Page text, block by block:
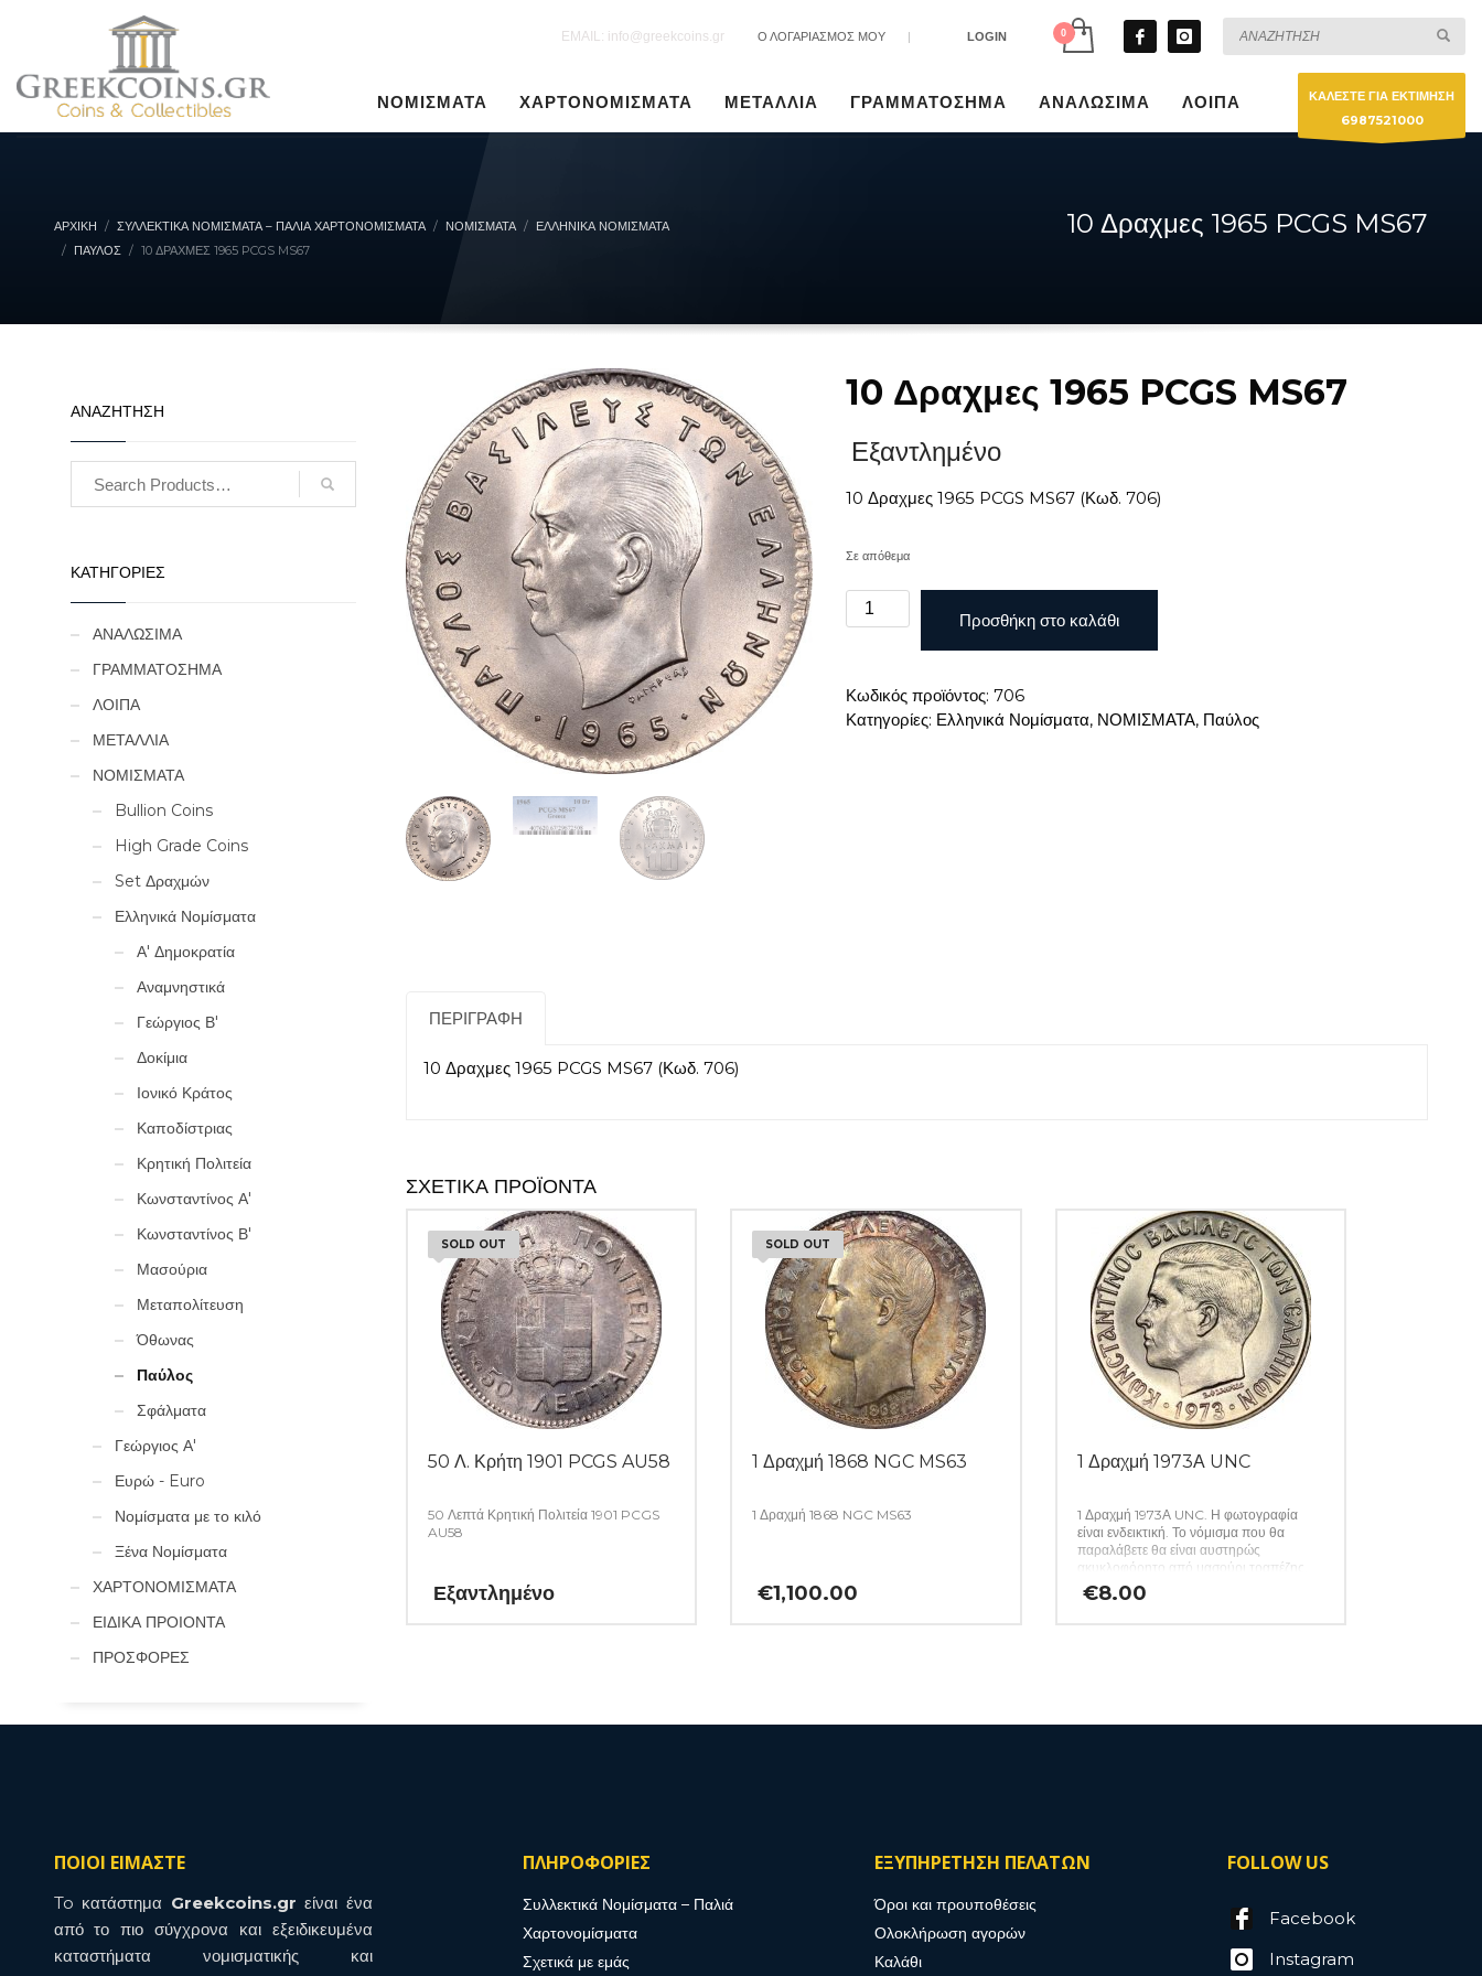
EMAIL: info@greekcoins.gr Ο ΛΟΓΑΡΙΑΣΜΟΣ ΜΟΥ | LOGIN
ΝΟΜΙΣΜΑΤΑ ΧΑΡΤΟΝΟΜΙΣΜΑΤΑ ΜΕΤΑΛΛΙΑ ΓΡΑΜΜΑΤΟΣΗΜΑ ΑΝΑΛΩΣΙΜΑ ΛΟΙΠΑ
ΚΑΛΕΣΤΕ ΓΙΑ ΕΚΤΙΜΗΣΗ
6987521000
ΑΡΧΙΚΉ ΣΥΛΛΕΚΤΙΚΆ ΝΟΜΊΣΜΑΤΑ – ΠΑΛΙΆ ΧΑΡΤΟΝΟΜΊΣΜΑΤΑ ΝΟΜΙΣΜΑΤΑ
ΕΛΛΗΝΙΚΆ ΝΟΜΊΣΜΑΤΑ
ΠΑΎΛΟΣ
10 ΔΡΑΧΜΕΣ 1965 PCGS MS67
10 Δραχμες 1965 PCGS MS67
10 Δραχμες 1965 PCGS MS67
Εξαντλημένο
10 Δραχμες 1965 PCGS MS67 (Κωδ. 706)
Σε απόθεμα
Δραχμες
MS67
ποσότητα
Προσθήκη στο καλάθι
Κωδικός προϊόντος: 706
Κατηγορίες: Ελληνικά Νομίσματα, ΝΟΜΙΣΜΑΤΑ, Παύλος
ΠΕΡΙΓΡΑΦΉ
10 Δραχμες 1965 PCGS MS67 (Κωδ. 706)
ΣΧΕΤΙΚΆ ΠΡΟΪΌΝΤΑ
SOLD OUT
50 Λ. Κρήτη 1901 PCGS AU58
50 Λεπτά Κρητική Πολιτεία 1901 PCGS
AU58
Εξαντλημένο
SOLD OUT
1 Δραχμή 1868 NGC MS63
1 Δραχμή 1868 NGC MS63
€1,100.00
1 Δραχμή 1973Α UNC
1 Δραχμή 1973Α UNC. Η φωτογραφία
είναι ενδεικτική. Το νόμισμα που θα
παραλάβετε θα είναι αυστηρώς
ακυκλοφόρητο από μασούρι τραπέζης.
€8.00
ΑΝΑΖΗΤΗΣΗ
ΚΑΤΗΓΟΡΙΕΣ
ΑΝΑΛΩΣΙΜΑ
ΓΡΑΜΜΑΤΟΣΗΜΑ
ΛΟΙΠΑ
ΜΕΤΑΛΛΙΑ
ΝΟΜΙΣΜΑΤΑ
Bullion Coins
High Grade Coins
Set Δραχμών
Ελληνικά Νομίσματα
Α' Δημοκρατία
Αναμνηστικά
Γεώργιος Β'
Δοκίμια
Ιονικό Κράτος
Καποδίστριας
Κρητική Πολιτεία
Κωνσταντίνος Α'
Κωνσταντίνος Β'
Μασούρια
Μεταπολίτευση
Όθωνας
Παύλος
Σφάλματα
Γεώργιος Α'
Ευρώ - Euro
Νομίσματα με το κιλό
Ξένα Νομίσματα
ΧΑΡΤΟΝΟΜΙΣΜΑΤΑ
ΕΙΔΙΚΑ ΠΡΟΙΟΝΤΑ
ΠΡΟΣΦΟΡΕΣ
ΠΟΙΟΙ ΕΙΜΑΣΤΕ
To κατάστημα Greekcoins.gr είναι ένα
από το πιο σύγχρονα και εξειδικευμένα
καταστήματα νομισματικής και
ΠΛΗΡΟΦΟΡΙΕΣ
Συλλεκτικά Νομίσματα – Παλιά
Χαρτονομίσματα
Σχετικά με εμάς
ΕΞΥΠΗΡΕΤΗΣΗ ΠΕΛΑΤΩΝ
Όροι και προυποθέσεις
Ολοκλήρωση αγορών
Καλάθι
FOLLOW US
Facebook
Instagram